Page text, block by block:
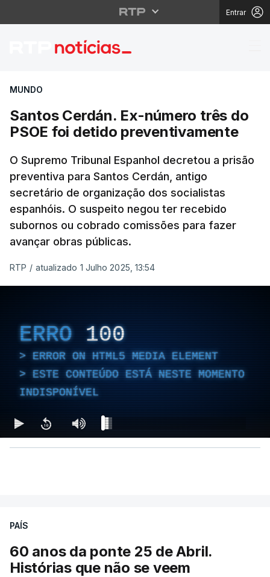
Entrar
Santos Cerdán. Ex-
MUNDO
Santos Cerdán. Ex-número três do
PSOE foi detido preventivamente
O Supremo Tribunal Espanhol decretou a prisão
preventiva para Santos Cerdán, antigo
secretário de organização dos socialistas
espanhóis. O suspeito negou ter recebido
subornos ou cobrado comissões para fazer
avançar obras públicas.
RTP / atualizado 1 Julho 2025, 13:54
ERRO 100
ERROR ON HTML5 MEDIA ELEMENT
ESTE CONTEÚDO ESTÁ NESTE MOMENTO
INDISPONÍVEL
PAÍS
60 anos da ponte 25 de Abril.
Histórias que não se veem